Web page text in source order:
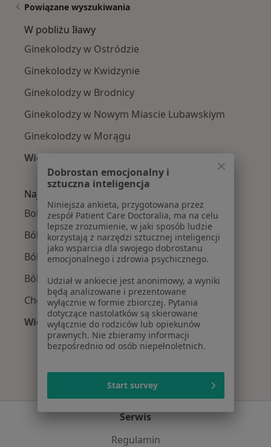
Powiązane wyszukiwania
W pobliżu Iławy
Ginekolodzy w Ostródzie
Ginekolodzy w Kwidzynie
Ginekolodzy w Brodnicy
Ginekolodzy w Nowym Miascie Lubawskiym
Ginekolodzy w Morągu
Więcej (4)
Więcej w kategorii: W pobliżu Iławy
Najczęście leczone choroby
Bolesne miesiączkowanie w Iławie
Ból barku w Iławie
Ból biodra w Iławie
Ból kolana w Iławie
Choroby przenoszone drogą płciową w Iławie
Więcej (7)
Więcej w kategorii: Najczęście leczone choroby
Serwis
Regulamin
Dobrostan emocjonalny i
sztuczna inteligencja
Niniejsza ankieta, przygotowana przez
zespół Patient Care Doctoralia, ma na celu
lepsze zrozumienie, w jaki sposób ludzie
korzystają z narzędzi sztucznej inteligencji
jako wsparcia dla swojego dobrostanu
emocjonalnego i zdrowia psychicznego.
Udział w ankiecie jest anonimowy, a wyniki
będą analizowane i prezentowane
wyłącznie w formie zbiorczej. Pytania
dotyczące nastolatków są skierowane
wyłącznie do rodziców lub opiekunów
prawnych. Nie zbieramy informacji
bezpośrednio od osób niepełnoletnich.
Start survey